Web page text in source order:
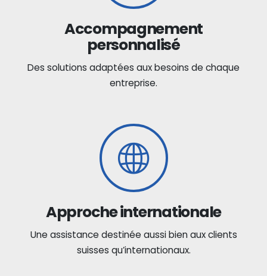
Accompagnement
personnalisé
Des solutions adaptées aux besoins de chaque
entreprise.
Approche internationale
Une assistance destinée aussi bien aux clients
suisses qu’internationaux.